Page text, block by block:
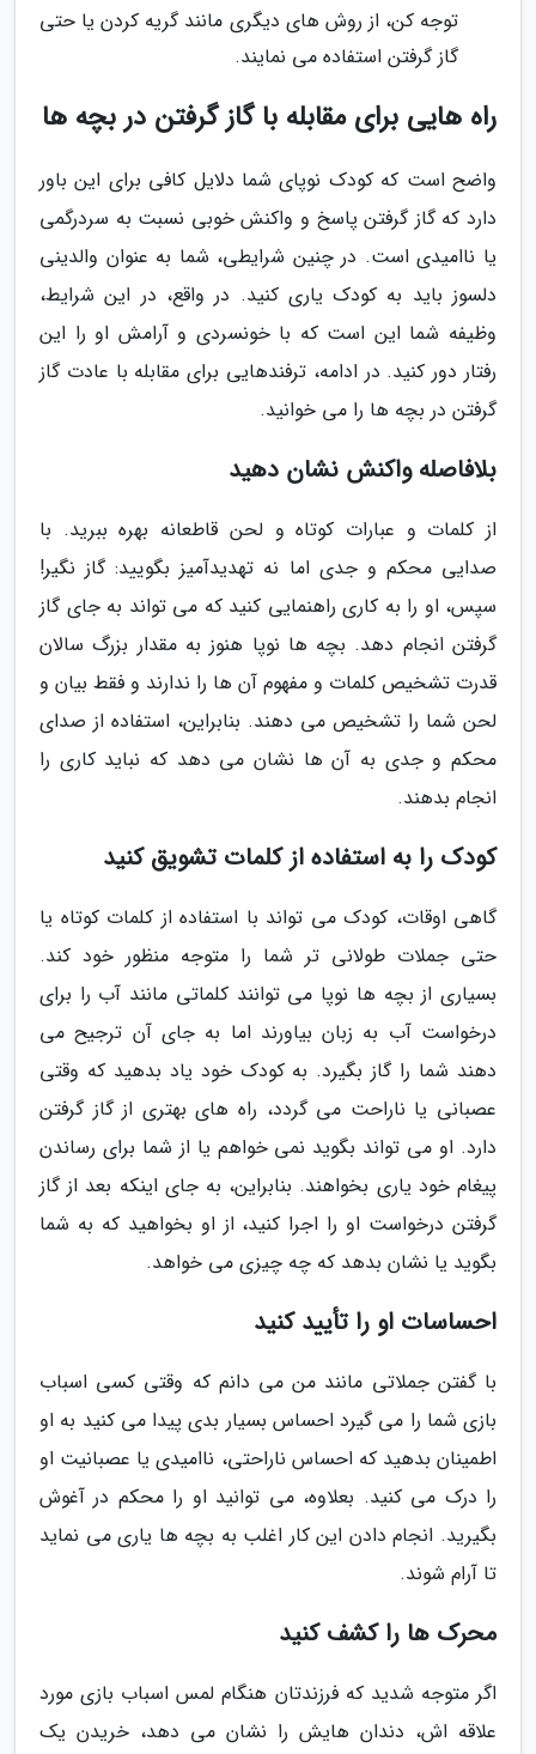
توجه کن، از روش های دیگری مانند گریه کردن یا حتی
گاز گرفتن استفاده می نمایند.
راه هایی برای مقابله با گاز گرفتن در بچه ها
واضح است که کودک نوپای شما دلایل کافی برای این باور
دارد که گاز گرفتن پاسخ و واکنش خوبی نسبت به سردرگمی
یا ناامیدی است. در چنین شرایطی، شما به عنوان والدینی
دلسوز باید به کودک یاری کنید. در واقع، در این شرایط،
وظیفه شما این است که با خونسردی و آرامش او را این
رفتار دور کنید. در ادامه، ترفندهایی برای مقابله با عادت گاز
گرفتن در بچه ها را می خوانید.
بلافاصله واکنش نشان دهید
از کلمات و عبارات کوتاه و لحن قاطعانه بهره ببرید. با
صدایی محکم و جدی اما نه تهدیدآمیز بگویید: گاز نگیر!
سپس، او را به کاری راهنمایی کنید که می تواند به جای گاز
گرفتن انجام دهد. بچه ها نوپا هنوز به مقدار بزرگ سالان
قدرت تشخیص کلمات و مفهوم آن ها را ندارند و فقط بیان و
لحن شما را تشخیص می دهند. بنابراین، استفاده از صدای
محکم و جدی به آن ها نشان می دهد که نباید کاری را
انجام بدهند.
کودک را به استفاده از کلمات تشویق کنید
گاهی اوقات، کودک می تواند با استفاده از کلمات کوتاه یا
حتی جملات طولانی تر شما را متوجه منظور خود کند.
بسیاری از بچه ها نوپا می توانند کلماتی مانند آب را برای
درخواست آب به زبان بیاورند اما به جای آن ترجیح می
دهند شما را گاز بگیرد. به کودک خود یاد بدهید که وقتی
عصبانی یا ناراحت می گردد، راه های بهتری از گاز گرفتن
دارد. او می تواند بگوید نمی خواهم یا از شما برای رساندن
پیغام خود یاری بخواهند. بنابراین، به جای اینکه بعد از گاز
گرفتن درخواست او را اجرا کنید، از او بخواهید که به شما
بگوید یا نشان بدهد که چه چیزی می خواهد.
احساسات او را تأیید کنید
با گفتن جملاتی مانند من می دانم که وقتی کسی اسباب
بازی شما را می گیرد احساس بسیار بدی پیدا می کنید به او
اطمینان بدهید که احساس ناراحتی، ناامیدی یا عصبانیت او
را درک می کنید. بعلاوه، می توانید او را محکم در آغوش
بگیرید. انجام دادن این کار اغلب به بچه ها یاری می نماید
تا آرام شوند.
محرک ها را کشف کنید
اگر متوجه شدید که فرزندتان هنگام لمس اسباب بازی مورد
علاقه اش، دندان هایش را نشان می دهد، خریدن یک